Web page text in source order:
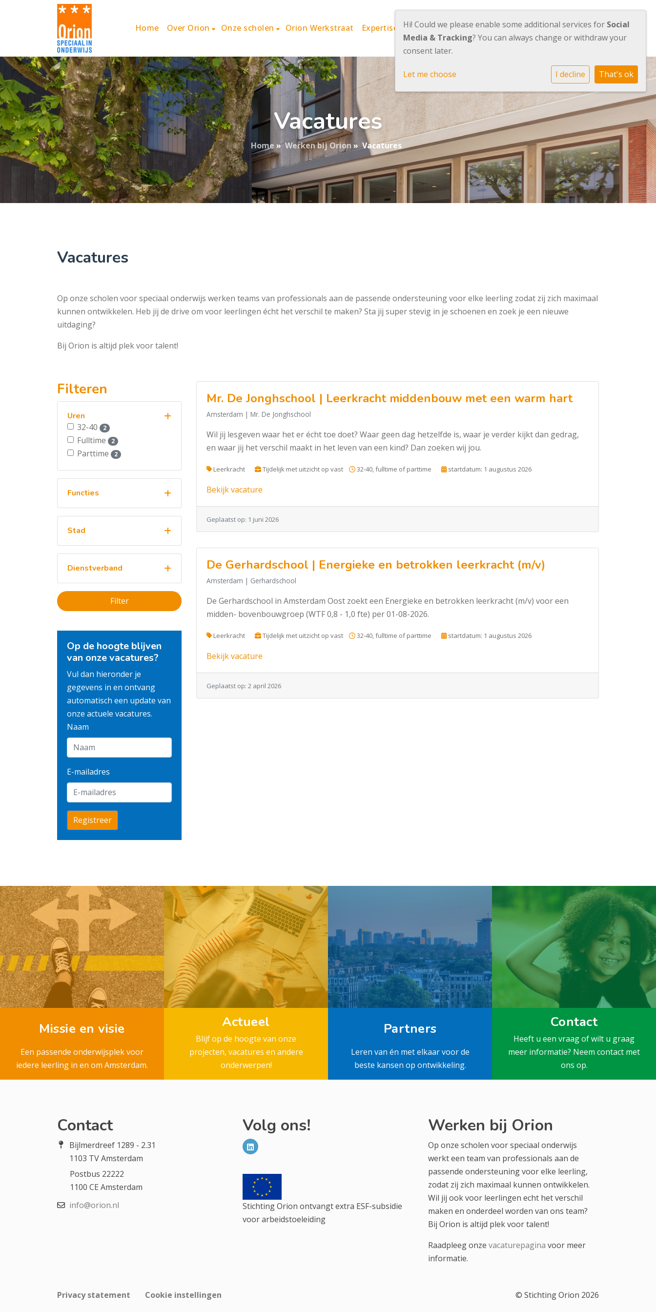
Home Over Orion Onze scholen Orion Werkstraat Expertisecentrum Orion Werken bij Orion Contact
Vacatures
Home » Werken bij Orion » Vacatures
Vacatures
Op onze scholen voor speciaal onderwijs werken teams van professionals aan de passende ondersteuning voor elke leerling zodat zij zich maximaal
kunnen ontwikkelen. Heb jij de drive om voor leerlingen écht het verschil te maken? Sta jij super stevig in je schoenen en zoek je een nieuwe
uitdaging?
Bij Orion is altijd plek voor talent!
Filteren
Uren
32-40
2
Fulltime 2
Parttime 2
Functies
Stad
Dienstverband
Filter
Op de hoogte blijven
van onze vacatures?
Vul dan hieronder je
gegevens in en ontvang
automatisch een update van
onze actuele vacatures.
Naam
E-mailadres
Registreer
Mr. De Jonghschool | Leerkracht middenbouw met een warm hart
Amsterdam | Mr. De Jonghschool
Wil jij lesgeven waar het er écht toe doet? Waar geen dag hetzelfde is, waar je verder kijkt dan gedrag,
en waar jij het verschil maakt in het leven van een kind? Dan zoeken wij jou.
Leerkracht Tijdelijk met uitzicht op vast 32-40, fulltime of parttime startdatum: 1 augustus 2026
Bekijk vacature
Geplaatst op: 1 juni 2026
De Gerhardschool | Energieke en betrokken leerkracht (m/v)
Amsterdam | Gerhardschool
De Gerhardschool in Amsterdam Oost zoekt een Energieke en betrokken leerkracht (m/v) voor een
midden- bovenbouwgroep (WTF 0,8 - 1,0 fte) per 01-08-2026.
Leerkracht Tijdelijk met uitzicht op vast 32-40, fulltime of parttime startdatum: 1 augustus 2026
Bekijk vacature
Geplaatst op: 2 april 2026
Missie en visie
Een passende onderwijsplek voor
iedere leerling in en om Amsterdam.
Actueel
Blijf op de hoogte van onze
projecten, vacatures en andere
onderwerpen!
Partners
Leren van én met elkaar voor de
beste kansen op ontwikkeling.
Contact
Heeft u een vraag of wilt u graag
meer informatie? Neem contact met
ons op.
Contact
Bijlmerdreef 1289 - 2.31
1103 TV Amsterdam
Postbus 22222
1100 CE Amsterdam
info@orion.nl
Volg ons!
Stichting Orion ontvangt extra ESF-subsidie
voor arbeidstoeleiding
Werken bij Orion
Op onze scholen voor speciaal onderwijs
werkt een team van professionals aan de
passende ondersteuning voor elke leerling,
zodat zij zich maximaal kunnen ontwikkelen.
Wil jij ook voor leerlingen echt het verschil
maken en onderdeel worden van ons team?
Bij Orion is altijd plek voor talent!
Raadpleeg onze vacaturepagina voor meer
informatie.
Privacy statement Cookie instellingen © Stichting Orion 2026
Hi! Could we please enable some additional services for Social
Media & Tracking? You can always change or withdraw your
consent later.
Let me choose I decline That's ok